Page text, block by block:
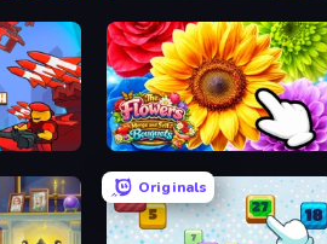
The Flowers Merge and Sell Bouquets
Originals